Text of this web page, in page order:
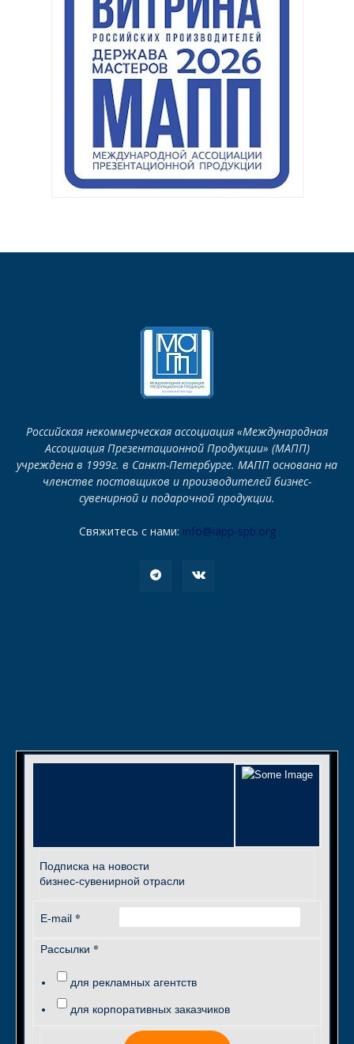
Российская некоммерческая ассоциация «Международная
Ассоциация Презентационной Продукции» (МАПП)
учреждена в 1999г. в Санкт-Петербурге. МАПП основана на
членстве поставщиков и производителей бизнес-
сувенирной и подарочной продукции.
Свяжитесь с нами: info@iapp-spb.org
Подписка на новости
бизнес-сувенирной отрасли
E-mail *
Рассылки *
для рекламных агентств
для корпоративных заказчиков